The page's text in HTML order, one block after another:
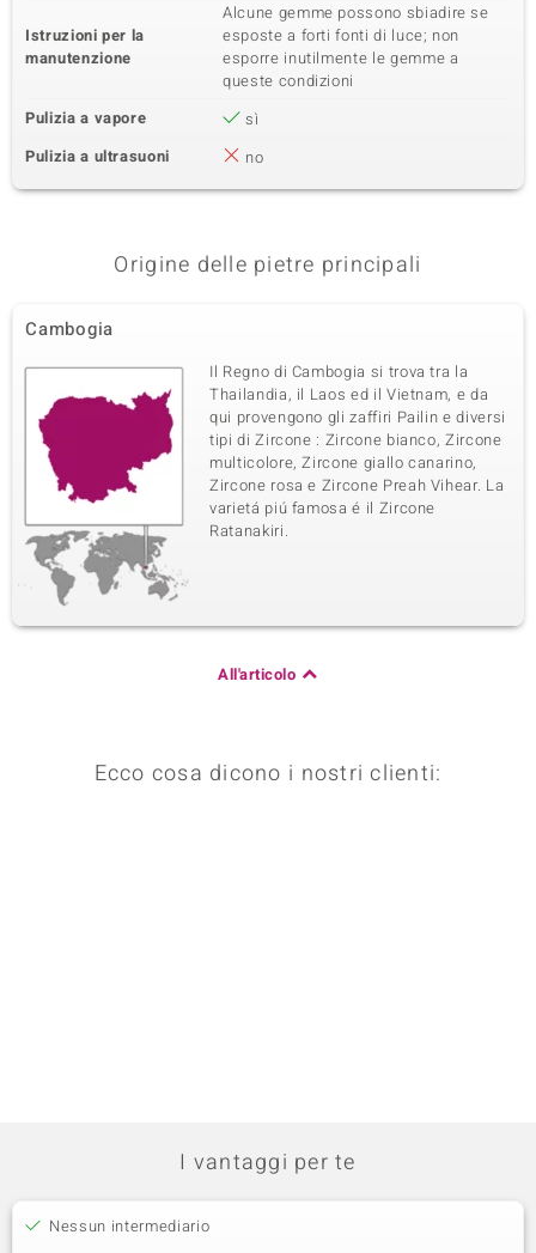
Istruzioni per la
manutenzione
Alcune gemme possono sbiadire se
esposte a forti fonti di luce; non
esporre inutilmente le gemme a
queste condizioni
Pulizia a vapore
sì
Pulizia a ultrasuoni
no
Origine delle pietre principali
Cambogia
Il Regno di Cambogia si trova tra la
Thailandia, il Laos ed il Vietnam, e da
qui provengono gli zaffiri Pailin e diversi
tipi di Zircone : Zircone bianco, Zircone
multicolore, Zircone giallo canarino,
Zircone rosa e Zircone Preah Vihear. La
varietá piú famosa é il Zircone
Ratanakiri.
All'articolo
Ecco cosa dicono i nostri clienti:
I vantaggi per te
Nessun intermediario